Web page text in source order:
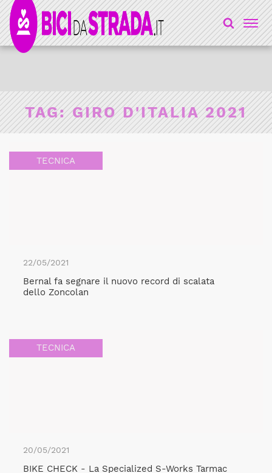
TAG:GIRO D'ITALIA 2021
TECNICA
22/05/2021
Bernal fa segnare il nuovo record di scalata
dello Zoncolan
TECNICA
20/05/2021
BIKE CHECK - La Specialized S-Works Tarmac